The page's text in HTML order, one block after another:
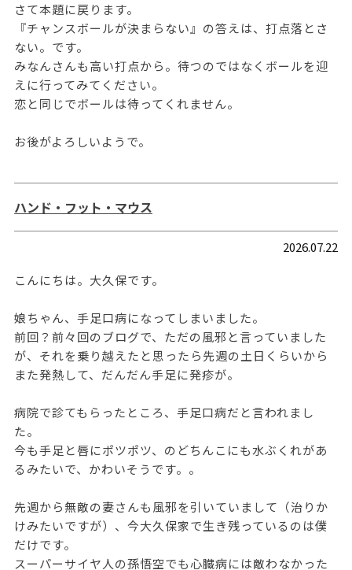
さて本題に戻ります。
『チャンスボールが決まらない』の答えは、打点落とさ
ない。です。
みなんさんも高い打点から。待つのではなくボールを迎
えに行ってみてください。
恋と同じでボールは待ってくれません。
お後がよろしいようで。
ハンド・フット・マウス
2026.07.22
こんにちは。大久保です。
娘ちゃん、手足口病になってしまいました。
前回？前々回のブログで、ただの風邪と言っていました
が、それを乗り越えたと思ったら先週の土日くらいから
また発熱して、だんだん手足に発疹が。
病院で診てもらったところ、手足口病だと言われまし
た。
今も手足と唇にポツポツ、のどちんこにも水ぶくれがあ
るみたいで、かわいそうです。。
先週から無敵の妻さんも風邪を引いていまして（治りか
けみたいですが）、今大久保家で生き残っているのは僕
だけです。
スーパーサイヤ人の孫悟空でも心臓病には敵わなかった